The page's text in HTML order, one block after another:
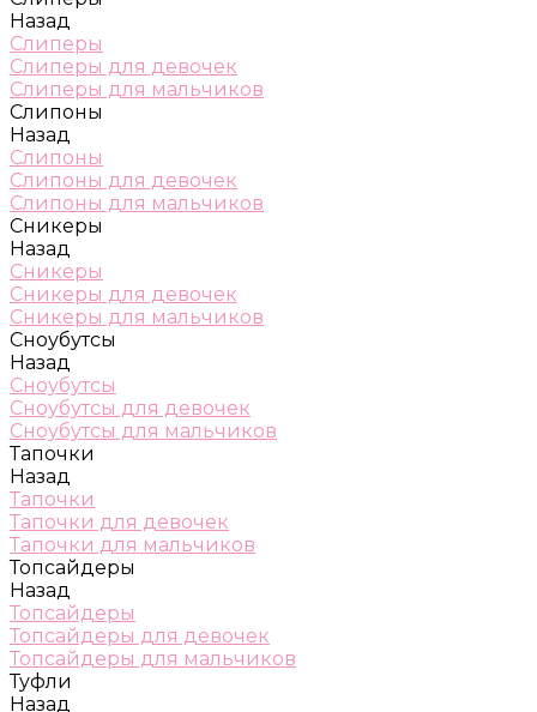
Назад
Слиперы
Слиперы для девочек
Слиперы для мальчиков
Слипоны
Назад
Слипоны
Слипоны для девочек
Слипоны для мальчиков
Сникеры
Назад
Сникеры
Сникеры для девочек
Сникеры для мальчиков
Сноубутсы
Назад
Сноубутсы
Сноубутсы для девочек
Сноубутсы для мальчиков
Тапочки
Назад
Тапочки
Тапочки для девочек
Тапочки для мальчиков
Топсайдеры
Назад
Топсайдеры
Топсайдеры для девочек
Топсайдеры для мальчиков
Туфли
Назад